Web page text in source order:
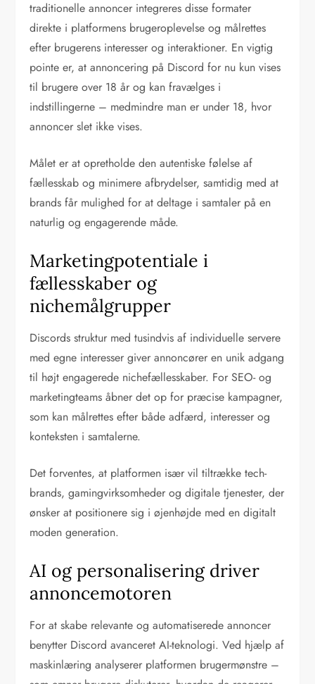
traditionelle annoncer integreres disse formater
direkte i platformens brugeroplevelse og målrettes
efter brugerens interesser og interaktioner. En vigtig
pointe er, at annoncering på Discord for nu kun vises
til brugere over 18 år og kan fravælges i
indstillingerne – medmindre man er under 18, hvor
annoncer slet ikke vises.
Målet er at opretholde den autentiske følelse af
fællesskab og minimere afbrydelser, samtidig med at
brands får mulighed for at deltage i samtaler på en
naturlig og engagerende måde.
Marketingpotentiale i
fællesskaber og
nichemålgrupper
Discords struktur med tusindvis af individuelle servere
med egne interesser giver annoncører en unik adgang
til højt engagerede nichefællesskaber. For SEO- og
marketingteams åbner det op for præcise kampagner,
som kan målrettes efter både adfærd, interesser og
konteksten i samtalerne.
Det forventes, at platformen især vil tiltrække tech-
brands, gamingvirksomheder og digitale tjenester, der
ønsker at positionere sig i øjenhøjde med en digitalt
moden generation.
AI og personalisering driver
annoncemotoren
For at skabe relevante og automatiserede annoncer
benytter Discord avanceret AI-teknologi. Ved hjælp af
maskinlæring analyserer platformen brugermønstre –